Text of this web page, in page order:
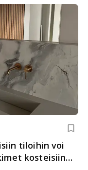
tiloihin voi
kosteisiin